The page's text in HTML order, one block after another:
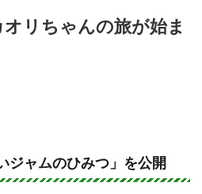
リちゃんの旅が始ま
ジャムのひみつ」を公開